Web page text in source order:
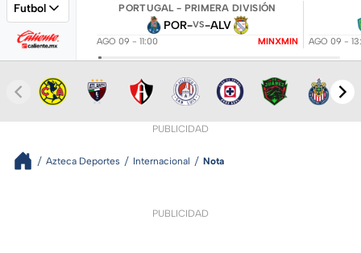
Futbol PORTUGAL - PRIMERA DIVISIÓN
POR-VS-ALV
AGO 09 - 11:00 MINXMIN AGO 09 -
PUBLICIDAD
Azteca Deportes Internacional Nota
PUBLICIDAD